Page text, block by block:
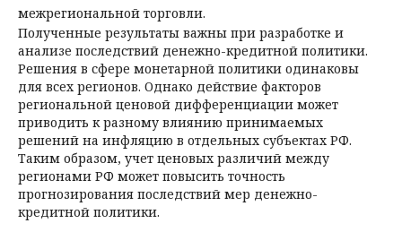
межрегиональной торговли.
Полученные результаты важны при разработке и
анализе последствий денежно-кредитной политики.
Решения в сфере монетарной политики одинаковы
для всех регионов. Однако действие факторов
региональной ценовой дифференциации может
приводить к разному влиянию принимаемых
решений на инфляцию в отдельных субъектах РФ.
Таким образом, учет ценовых различий между
регионами РФ может повысить точность
прогнозирования последствий мер денежно-
кредитной политики.